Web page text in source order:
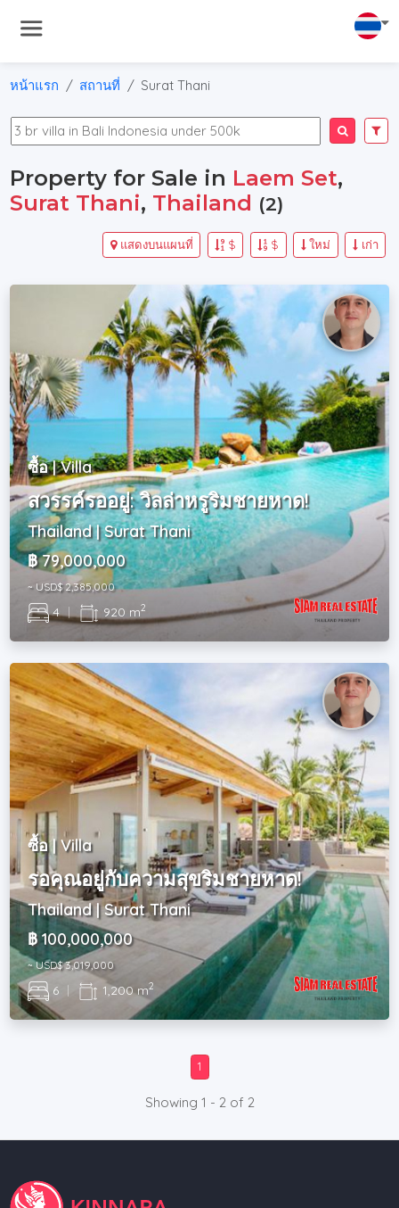
หน้าแรก สถานที่ Surat Thani
Property for Sale in Laem Set,
Surat Thani, Thailand (2)
เก่า
ใหม่
$
$
แสดงบนแผนที่
ซื้อ | Villa
สวรรค์รออยู่: วิลล่าหรูริมชายหาด!
Thailand | Surat Thani
฿ 79,000,000
~ USD$ 2,385,000
4 | 920 m2
ซื้อ | Villa
รอคุณอยู่กับความสุขริมชายหาด!
Thailand | Surat Thani
฿ 100,000,000
~ USD$ 3,019,000
6 | 1,200 m2
1
Showing 1 - 2 of 2